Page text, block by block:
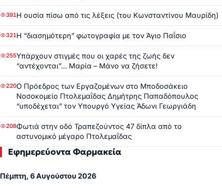
391Η ουσία πίσω από τις λέξεις (του Κωνσταντίνου Μαυρίδη)
321Η “διασημότερη” φωτογραφία με τον Άγιο Παΐσιο
255Υπάρχουν στιγμές που οι χαρές της ζωής δεν
“αντέχονται”… Μαρία – Μάνο να ζήσετε!
220Ο Πρόεδρος των Εργαζομένων στο Μποδοσάκειο
Νοσοκομείο Πτολεμαΐδας Δημήτρης Παπαδόπουλος
“υποδέχεται” τον Υπουργό Υγείας Άδωνι Γεωργιάδη
208Φωτιά στην οδό Τραπεζούντος 47 δίπλα από το
αστυνομικό μέγαρο Πτολεμαΐδας
Εφημερεύοντα Φαρμακεία
Πέμπτη, 6 Αυγούστου 2026